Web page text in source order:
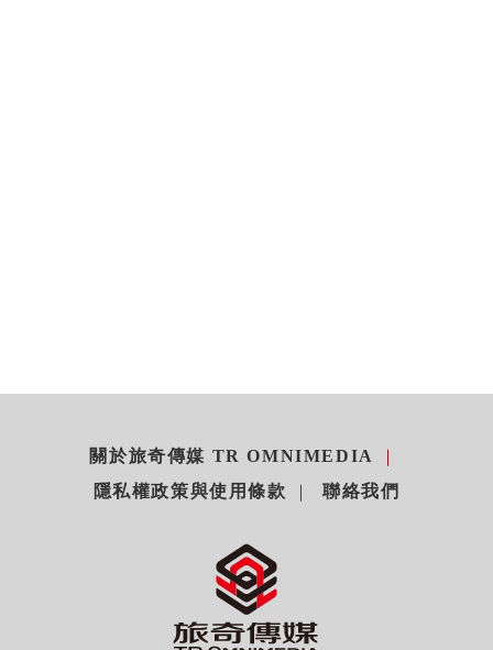
關於旅奇傳媒 TR OMNIMEDIA
隱私權政策與使用條款
聯絡我們